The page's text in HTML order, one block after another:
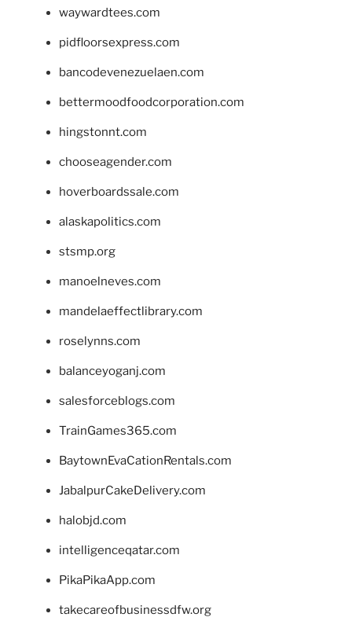
waywardtees.com
pidfloorsexpress.com
bancodevenezuelaen.com
bettermoodfoodcorporation.com
hingstonnt.com
chooseagender.com
hoverboardssale.com
alaskapolitics.com
stsmp.org
manoelneves.com
mandelaeffectlibrary.com
roselynns.com
balanceyoganj.com
salesforceblogs.com
TrainGames365.com
BaytownEvaCationRentals.com
JabalpurCakeDelivery.com
halobjd.com
intelligenceqatar.com
PikaPikaApp.com
takecareofbusinessdfw.org